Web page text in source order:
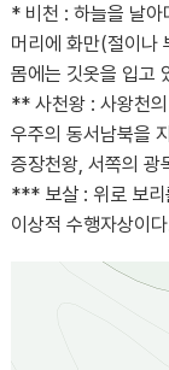
* 비천 : 하늘을 날아
머리에 화만(절이나
몸에는 깃옷을 입고
** 사천왕 : 사왕천
우주의 동서남북을
증장천왕, 서쪽의 광
*** 보살 : 위로 보리
이상적 수행자상이